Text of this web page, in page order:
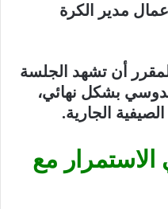
مدير الكرة
أن تشهد الجلسة
بشكل نهائي،
الجارية.
مع